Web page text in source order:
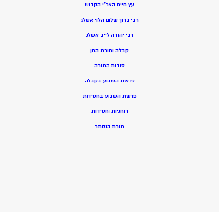
עץ חיים האר”י הקדוש
רבי ברוך שלום הלוי אשלג
רבי יהודה לייב אשלג
קבלה ותורת החן
סודות התורה
פרשת השבוע בקבלה
פרשת השבוע בחסידות
רוחניות וחסידות
תורת הנסתר